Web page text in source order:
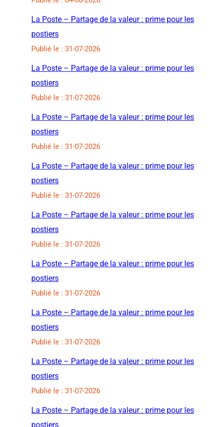
La Poste – Partage de la valeur : prime pour les
postiers
Publié le : 31-07-2026
La Poste – Partage de la valeur : prime pour les
postiers
Publié le : 31-07-2026
La Poste – Partage de la valeur : prime pour les
postiers
Publié le : 31-07-2026
La Poste – Partage de la valeur : prime pour les
postiers
Publié le : 31-07-2026
La Poste – Partage de la valeur : prime pour les
postiers
Publié le : 31-07-2026
La Poste – Partage de la valeur : prime pour les
postiers
Publié le : 31-07-2026
La Poste – Partage de la valeur : prime pour les
postiers
Publié le : 31-07-2026
La Poste – Partage de la valeur : prime pour les
postiers
Publié le : 31-07-2026
La Poste – Partage de la valeur : prime pour les
postiers